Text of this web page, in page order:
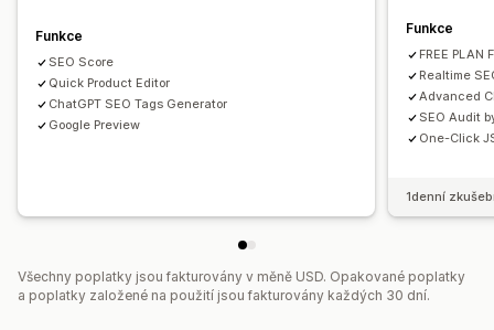
Funkce
SEO Score
Quick Product Editor
ChatGPT SEO Tags Generator
Google Preview
Funkce
FREE PLAN
Realtime
Advanced
SEO Audit
One-Click
1denní
Všechny poplatky jsou fakturovány v měně USD. Opakované poplatky
a poplatky založené na použití jsou fakturovány každých 30 dní.